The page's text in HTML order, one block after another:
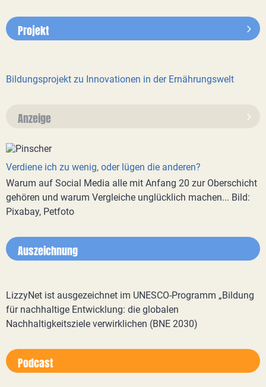
Projekt
Bildungsprojekt zu Innovationen in der Ernährungswelt
Anzeige
Verdiene ich zu wenig, oder lügen die anderen?
Warum auf Social Media alle mit Anfang 20 zur Oberschicht
gehören und warum Vergleiche unglücklich machen... Bild:
Pixabay, Petfoto
Auszeichnung
LizzyNet ist ausgezeichnet im UNESCO-Programm „Bildung
für nachhaltige Entwicklung: die globalen
Nachhaltigkeitsziele verwirklichen (BNE 2030)
Podcast